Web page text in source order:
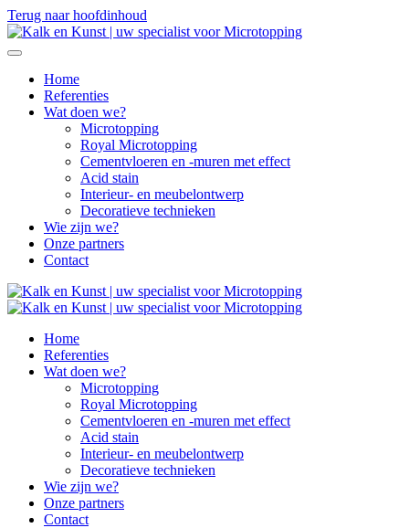
Terug naar hoofdinhoud
Home
Referenties
Wat doen we?
Microtopping
Royal Microtopping
Cementvloeren en -muren met effect
Acid stain
Interieur- en meubelontwerp
Decoratieve technieken
Wie zijn we?
Onze partners
Contact
Home
Referenties
Wat doen we?
Microtopping
Royal Microtopping
Cementvloeren en -muren met effect
Acid stain
Interieur- en meubelontwerp
Decoratieve technieken
Wie zijn we?
Onze partners
Contact